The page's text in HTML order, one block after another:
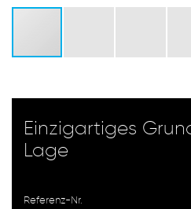
Einzigartiges
Lage
Referenz-Nr.